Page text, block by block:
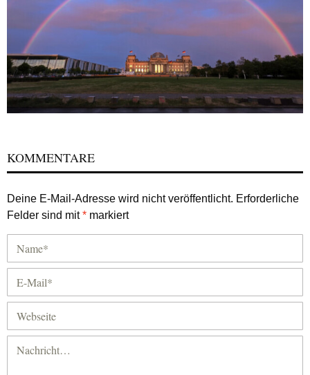
KOMMENTARE
Deine E-Mail-Adresse wird nicht veröffentlicht. Erforderliche
Felder sind mit* markiert